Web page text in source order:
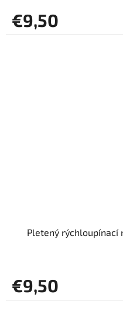
€9,50
Pletený rýchloupínací
€9,50